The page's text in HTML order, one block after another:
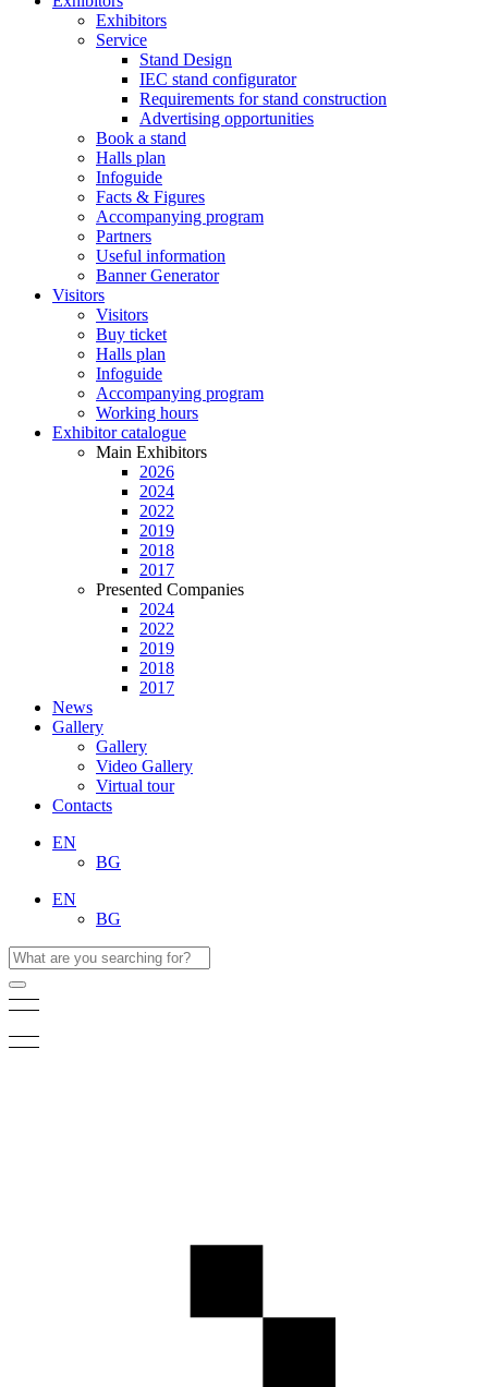
Exhibitors
Service
Stand Design
IEC stand configurator
Requirements for stand construction
Advertising opportunities
Book a stand
Halls plan
Infoguide
Facts & Figures
Accompanying program
Partners
Useful information
Banner Generator
Visitors
Visitors
Buy ticket
Halls plan
Infoguide
Accompanying program
Working hours
Exhibitor catalogue
Main Exhibitors
2026
2024
2022
2019
2018
2017
Presented Companies
2024
2022
2019
2018
2017
News
Gallery
Gallery
Video Gallery
Virtual tour
Contacts
EN
BG
EN
BG